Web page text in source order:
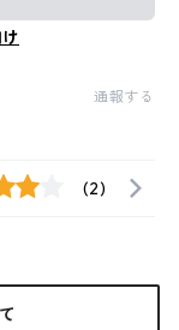
通報する
(2)